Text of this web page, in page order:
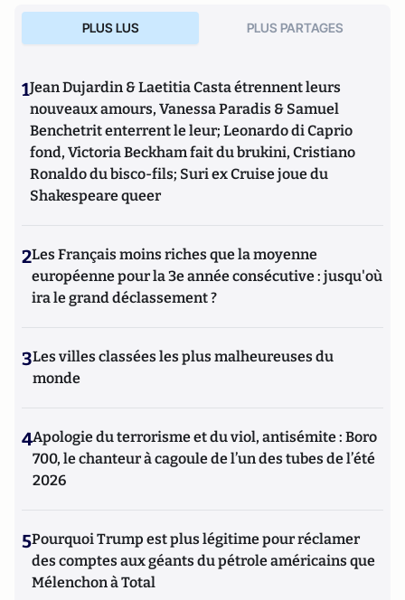
PLUS LUS PLUS PARTAGES
1Jean Dujardin & Laetitia Casta étrennent leurs
nouveaux amours, Vanessa Paradis & Samuel
Benchetrit enterrent le leur; Leonardo di Caprio
fond, Victoria Beckham fait du brukini, Cristiano
Ronaldo du bisco-fils; Suri ex Cruise joue du
Shakespeare queer
2Les Français moins riches que la moyenne
européenne pour la 3e année consécutive : jusqu'où
ira le grand déclassement ?
3Les villes classées les plus malheureuses du
monde
4Apologie du terrorisme et du viol, antisémite : Boro
700, le chanteur à cagoule de l’un des tubes de l’été
2026
5Pourquoi Trump est plus légitime pour réclamer
des comptes aux géants du pétrole américains que
Mélenchon à Total